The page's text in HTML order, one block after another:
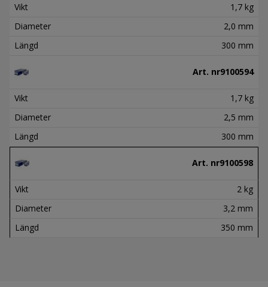
Vikt
1,7 kg
Diameter
2,0 mm
Längd
300 mm
Art. nr9100594
Vikt
1,7 kg
Diameter
2,5 mm
Längd
300 mm
Art. nr9100598
Vikt
2 kg
Diameter
3,2 mm
Längd
350 mm